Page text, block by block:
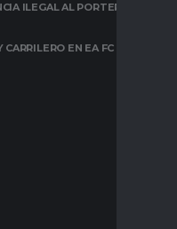
ILEGAL AL PORTERO EN
EN EA FC 26: